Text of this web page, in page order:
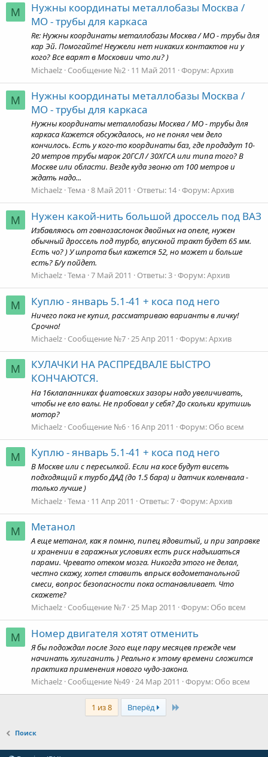
M
Нужны координаты металлобазы Москва /
МО - трубы для каркаса
Re: Нужны координаты металлобазы Москва / МО - трубы для
кар Эй. Помогайте! Неужели нет никаких контактов ни у
кого? Все варят в Московии что ли? )
Michaelz Сообщение №2 11 Май 2011 Форум:Архив
M
Нужны координаты металлобазы Москва /
МО - трубы для каркаса
Нужны координаты металлобазы Москва / МО - трубы для
каркаса Кажется обсуждалось, но не понял чем дело
кончилось. Есть у кого-то координаты баз, где продадут 10-
20 метров трубы марок 20ГСЛ / 30ХГСА или типа того? В
Москве или области. Везде куда звоню от 100 метров и
ждать надо...
Michaelz Тема 8 Май 2011 Ответы: 14 Форум:Архив
M Нужен какой-нить большой дроссель под ВАЗ
Избавляюсь от говнозаслонок двойных на опеле, нужен
обычный дроссель под турбо, впускной тракт будет 65 мм.
Есть чо? ) У шпрота был кажется 52, но может и больше
есть? Б/у пойдет.
Michaelz Тема 7 Май 2011 Ответы: 3 Форум:Архив
M Куплю - январь 5.1-41 + коса под него
Ничего пока не купил, рассматриваю варианты в личку!
Срочно!
Michaelz Сообщение №7 25 Апр 2011 Форум:Архив
M
КУЛАЧКИ НА РАСПРЕДВАЛЕ БЫСТРО
КОНЧАЮТСЯ.
На 16клапанниках фиатовских зазоры надо увеличивать,
чтобы не ело валы. Не пробовал у себя? До скольки крутишь
мотор?
Michaelz Сообщение №6 16 Апр 2011 Форум: Обо всем
M Куплю - январь 5.1-41 + коса под него
В Москве или с пересылкой. Если на косе будут висеть
подходящий к турбо ДАД (до 1.5 бара) и датчик коленвала -
только лучше )
Michaelz Тема 11 Апр 2011 Ответы: 7 Форум:Архив
M Метанол
А еще метанол, как я помню, пипец ядовитый, и при заправке
и хранении в гаражных условиях есть риск надышаться
парами. Чревато отеком мозга. Никогда этого не делал,
честно скажу, хотел ставить впрыск водометанольной
смеси, вопрос безопасности пока останавливает. Что
скажете?
Michaelz Сообщение №7 25 Мар 2011 Форум: Обо всем
M Номер двигателя хотят отменить
Я бы подождал после 3ого еще пару месяцев прежде чем
начинать хулиганить ) Реально к этому времени сложится
практика применения нового чудо-закона.
Michaelz Сообщение №49 24 Мар 2011 Форум: Обо всем
1 из 8 Вперёд Last
Поиск